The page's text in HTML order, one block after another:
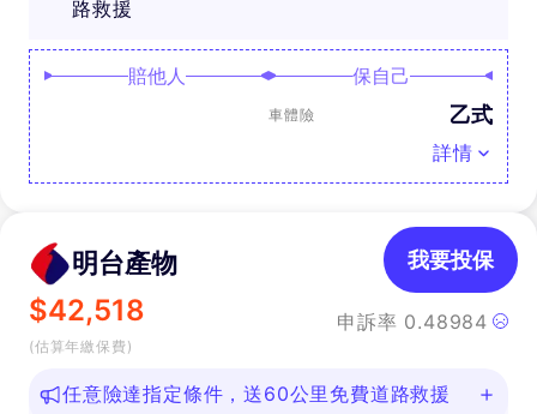
路救援
賠他人 保自己
車體險 乙式
詳情
明台產物
$42,518
(估算年繳保費)
申訴率 0.48984
我要投保
任意險達指定條件，送60公里免費道路救援